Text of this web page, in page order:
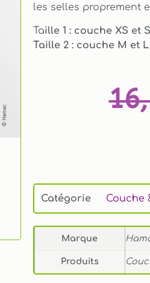
les selles proprement
Taille 1 : couche XS et
Taille 2 : couche M et L
Catégorie Couche
Marque
Produits